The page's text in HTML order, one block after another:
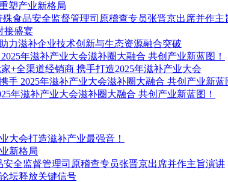
塑产业新格局
食品安全监督管理司原稽查专员张晋京出席并作主
接盛宴
力滋补企业技术创新与生态资源融合突破
年滋补产业大会滋补圈大融合 共创产业新蓝图！
+全渠道经销商 携手打造2025年滋补产业大会
2025年滋补产业大会滋补圈大融合 共创产业新蓝
年滋补产业大会滋补圈大融合 共创产业新蓝图！
大会打造滋补产业最强音！
新格局
全监督管理司原稽查专员张晋京出席并作主旨演讲
坛释放关键信号